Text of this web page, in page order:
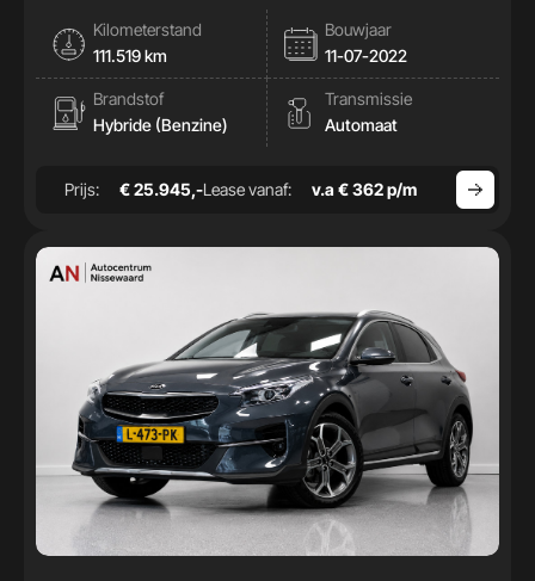
Kilometerstand
111.519 km
Bouwjaar
11-07-2022
Brandstof
Hybride (Benzine)
Transmissie
Automaat
Prijs: € 25.945,-Lease vanaf: v.a € 362 p/m